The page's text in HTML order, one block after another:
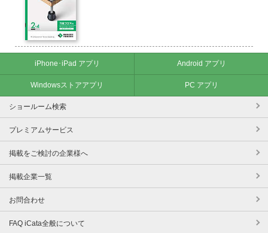
iPhone･iPad アプリ Android アプリ
Windowsストアアプリ PC アプリ
ショールーム検索
プレミアムサービス
掲載をご検討の企業様へ
掲載企業一覧
お問合わせ
FAQ iCata全般について